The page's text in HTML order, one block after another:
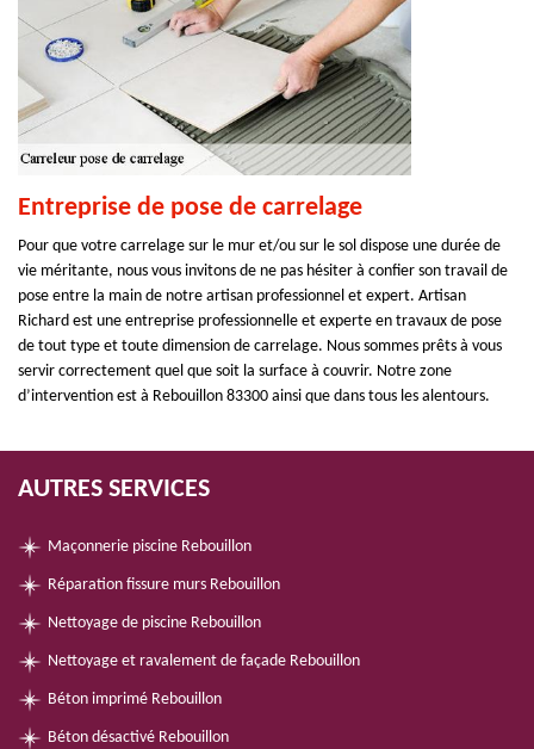
Entreprise de pose de carrelage
Pour que votre carrelage sur le mur et/ou sur le sol dispose une durée de
vie méritante, nous vous invitons de ne pas hésiter à confier son travail de
pose entre la main de notre artisan professionnel et expert. Artisan
Richard est une entreprise professionnelle et experte en travaux de pose
de tout type et toute dimension de carrelage. Nous sommes prêts à vous
servir correctement quel que soit la surface à couvrir. Notre zone
d’intervention est à Rebouillon 83300 ainsi que dans tous les alentours.
AUTRES SERVICES
Maçonnerie piscine Rebouillon
Réparation fissure murs Rebouillon
Nettoyage de piscine Rebouillon
Nettoyage et ravalement de façade Rebouillon
Béton imprimé Rebouillon
Béton désactivé Rebouillon